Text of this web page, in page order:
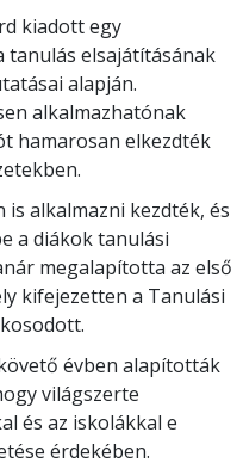
kiadott egy
tanulás elsajátításának
alapján.
alkalmazhatónak
hamarosan elkezdték
alkalmazni kezdték, és
a diákok tanulási
megalapította az első
kifejezetten a Tanulási
évben alapították
világszerte
és az iskolákkal e
érdekében.